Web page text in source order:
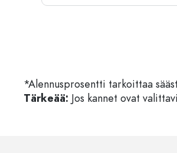
*Alennusprosentti tarkoittaa
Tärkeää: Jos kannet ovat